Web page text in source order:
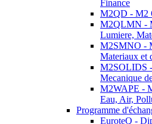
Finance
M2QD - M2
M2QLMN -
Lumiere,
M2SMNO -
Materiaux et
M2SOLIDS
Mecanique
M2WAPE -
Eau, Air,
Programme
EuroteQ -